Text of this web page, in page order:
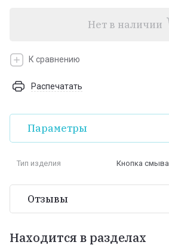
Нет в наличии
К сравнению
Распечатать
Параметры
Тип изделия Кнопка смыва
Отзывы
Находится в разделах